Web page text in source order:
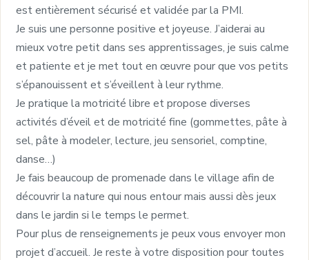
est entièrement sécurisé et validée par la PMI.
Je suis une personne positive et joyeuse. J’aiderai au
mieux votre petit dans ses apprentissages, je suis calme
et patiente et je met tout en œuvre pour que vos petits
s’épanouissent et s’éveillent à leur rythme.
Je pratique la motricité libre et propose diverses
activités d’éveil et de motricité fine (gommettes, pâte à
sel, pâte à modeler, lecture, jeu sensoriel, comptine,
danse…)
Je fais beaucoup de promenade dans le village afin de
découvrir la nature qui nous entour mais aussi dès jeux
dans le jardin si le temps le permet.
Pour plus de renseignements je peux vous envoyer mon
projet d’accueil. Je reste à votre disposition pour toutes